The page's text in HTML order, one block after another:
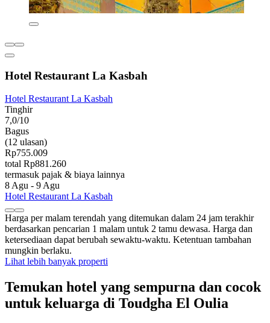
Hotel Restaurant La Kasbah
Hotel Restaurant La Kasbah
Tinghir
7,0/10
Bagus
(12 ulasan)
Rp755.009
total Rp881.260
termasuk pajak & biaya lainnya
8 Agu - 9 Agu
Hotel Restaurant La Kasbah
Harga per malam terendah yang ditemukan dalam 24 jam terakhir
berdasarkan pencarian 1 malam untuk 2 tamu dewasa. Harga dan
ketersediaan dapat berubah sewaktu-waktu. Ketentuan tambahan
mungkin berlaku.
Lihat lebih banyak properti
Temukan hotel yang sempurna dan cocok
untuk keluarga di Toudgha El Oulia